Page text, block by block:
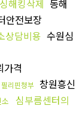
해킹삭제
동해
안전보장
상담비용 수원심
가격
필리핀청부 창원흥신
심부름센터의